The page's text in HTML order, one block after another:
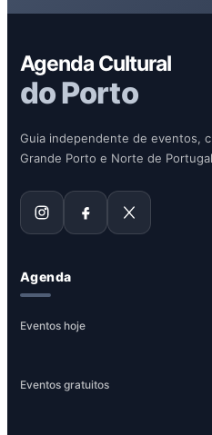
Agenda Cultural
do Porto
Guia independente de eventos,
Grande Porto e Norte de
Agenda
Eventos hoje
Eventos gratuitos